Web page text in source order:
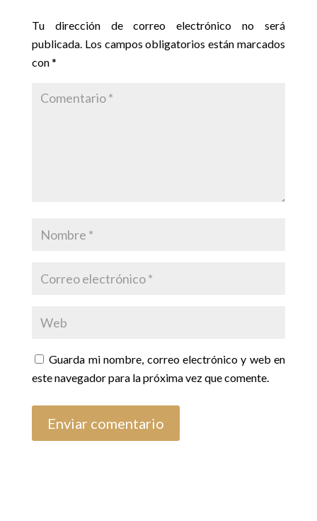
Tu dirección de correo electrónico no será
publicada. Los campos obligatorios están marcados
con*
Guarda mi nombre, correo electrónico y web en
este navegador para la próxima vez que comente.